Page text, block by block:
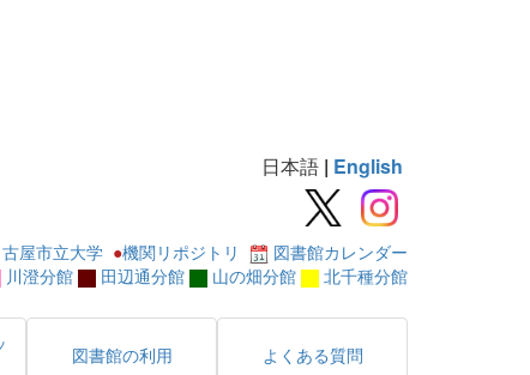
日本語 | English
屋市立大学 ●機関リポジトリ
図書館カレンダー
川澄分館
田辺通分館 山の畑分館 北千種分館
図書館の利用 よくある質問